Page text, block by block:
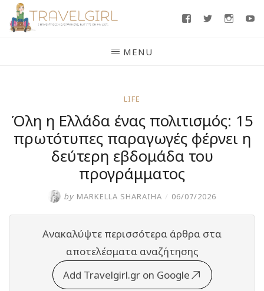
Skip
FacebookTwitter
MENU
LIFE
Όλη η Ελλάδα ένας πολιτισμός: 15
πρωτότυπες παραγωγές φέρνει η
δεύτερη εβδομάδα του
προγράμματος
by MARKELLA SHARAIHA / 06/07/2026
Ανακαλύψτε περισσότερα άρθρα στα
αποτελέσματα αναζήτησης
Add Travelgirl.gr on Google